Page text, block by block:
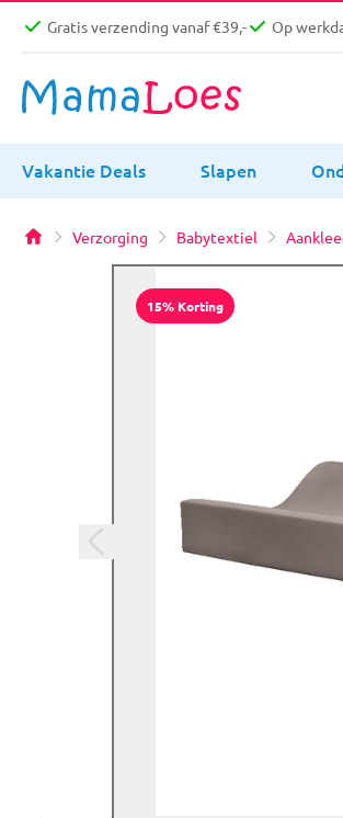
Gratis verzending vanaf €39,- Op
Vakantie Deals Slapen
Verzorging Babytextiel
15% Korting